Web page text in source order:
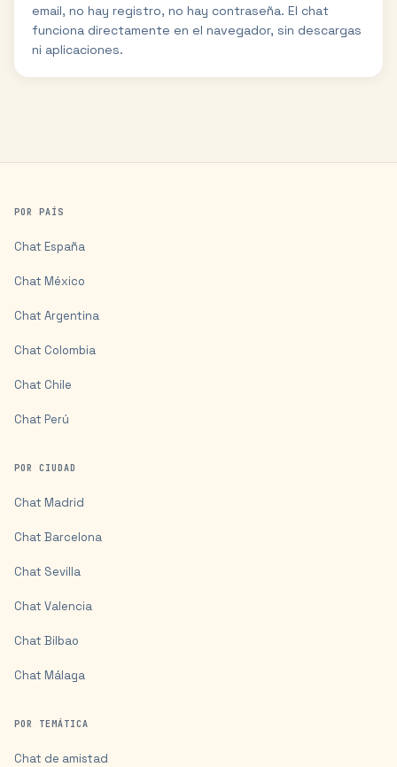
email, no hay registro, no hay contraseña. El chat
funciona directamente en el navegador, sin descargas
ni aplicaciones.
POR PAÍS
Chat España
Chat México
Chat Argentina
Chat Colombia
Chat Chile
Chat Perú
POR CIUDAD
Chat Madrid
Chat Barcelona
Chat Sevilla
Chat Valencia
Chat Bilbao
Chat Málaga
POR TEMÁTICA
Chat de amistad